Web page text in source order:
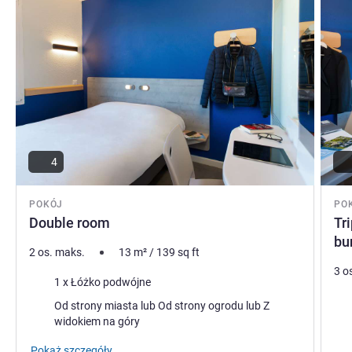
POKÓJ
Double room
4
2 os. maks. 13 m²/ 139 sq ft
Pościel1 x Łóżko podwójne
Widoki:Od strony miasta lub Od strony ogrodu lub Z
widokiem na góry
3